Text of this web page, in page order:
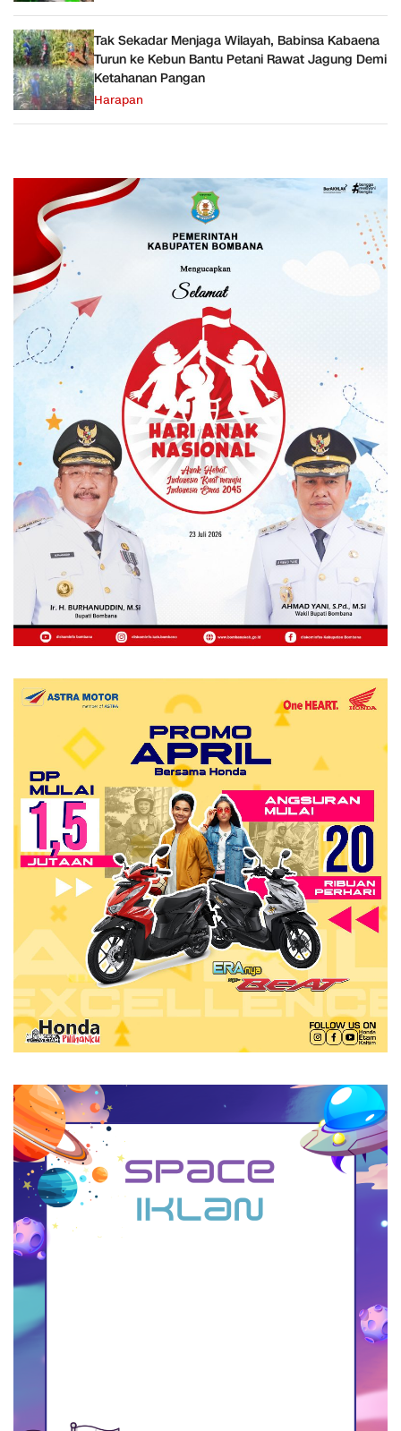
Tak Sekadar Menjaga Wilayah, Babinsa Kabaena
Turun ke Kebun Bantu Petani Rawat Jagung Demi
Ketahanan Pangan
Harapan